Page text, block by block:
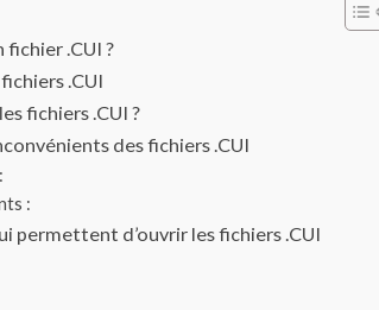
fichier .CUI ?
.CUI
fichiers .CUI ?
des fichiers .CUI
:
permettent d’ouvrir les fichiers .CUI